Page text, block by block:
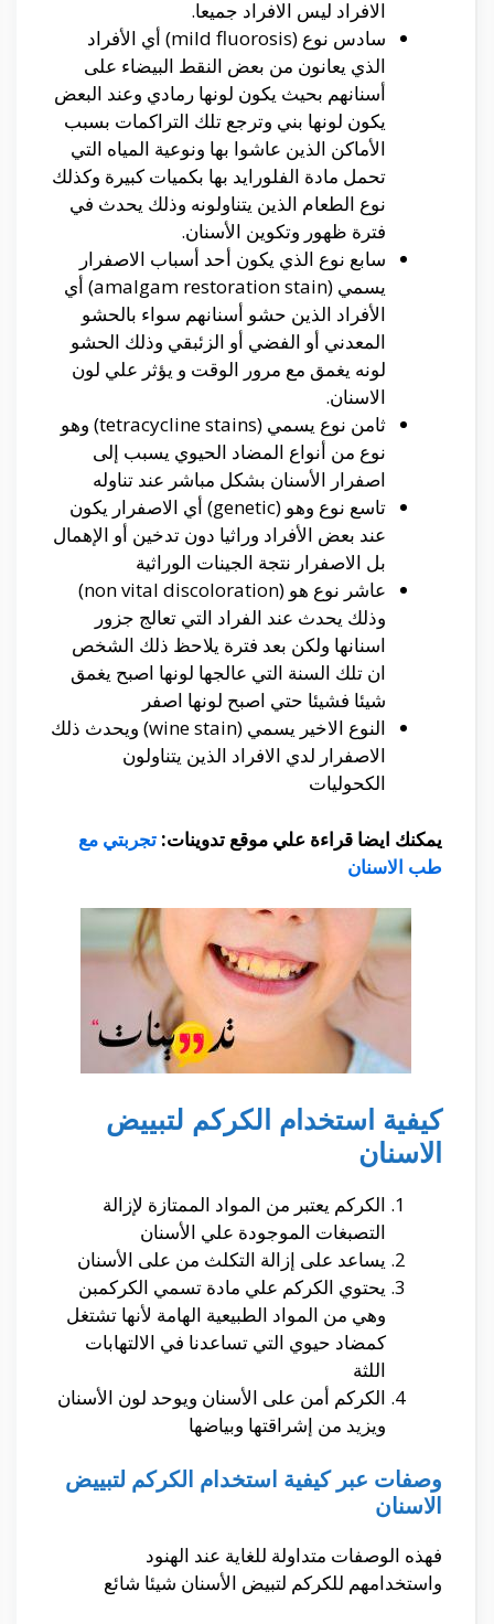
الافراد ليس الافراد جميعا.
سادس نوع (mild fluorosis)
أي الأفراد
الذي يعانون من بعض النقط البيضاء على
أسنانهم بحيث يكون لونها رمادي وعند البعض
يكون لونها بني وترجع تلك التراكمات بسبب
الأماكن الذين عاشوا بها ونوعية المياه التي
تحمل مادة الفلورايد بها بكميات كبيرة وكذلك
نوع الطعام الذين يتناولونه وذلك يحدث في
فترة ظهور وتكوين الأسنان.
سابع نوع الذي يكون أحد أسباب الاصفرار
يسمي (amalgam restoration stain)
أي
الأفراد الذين حشو أسنانهم سواء بالحشو
المعدني أو الفضي أو الزئبقي وذلك الحشو
لونه يغمق مع مرور الوقت و يؤثر علي لون
الاسنان.
ثامن نوع يسمي (tetracycline stains)
وهو
نوع من أنواع المضاد الحيوي يسبب إلى
اصفرار الأسنان بشكل مباشر عند تناوله
تاسع نوع وهو (genetic)
أي الاصفرار يكون
عند بعض الأفراد وراثيا دون تدخين أو الإهمال
بل الاصفرار نتجة الجينات الوراثية
عاشر نوع هو (non vital discoloration)
وذلك يحدث عند الفراد التي تعالج جزور
اسنانها ولكن بعد فترة يلاحظ ذلك الشخص
ان تلك السنة التي عالجها لونها اصبح يغمق
شيئا فشيئا حتي اصبح لونها اصفر
النوع الاخير يسمي (wine stain)
ويحدث ذلك
الاصفرار لدي الافراد الذين يتناولون
الكحوليات
يمكنك ايضا قراءة علي موقع تدوينات: تجربتي مع
طب الاسنان
كيفية استخدام الكركم لتبييض
الاسنان
الكركم يعتبر من المواد الممتازة لإزالة
التصبغات الموجودة علي الأسنان
يساعد على إزالة التكلث من على الأسنان
يحتوي الكركم علي مادة تسمي الكركمبن
وهي من المواد الطبيعية الهامة لأنها تشتغل
كمضاد حيوي التي تساعدنا في الالتهابات
اللثة
الكركم أمن على الأسنان ويوحد لون الأسنان
ويزيد من إشراقتها وبياضها
وصفات عبر كيفية استخدام الكركم لتبييض
الاسنان
فهذه الوصفات متداولة للغاية عند الهنود
واستخدامهم للكركم لتبيض الأسنان شيئا شائع